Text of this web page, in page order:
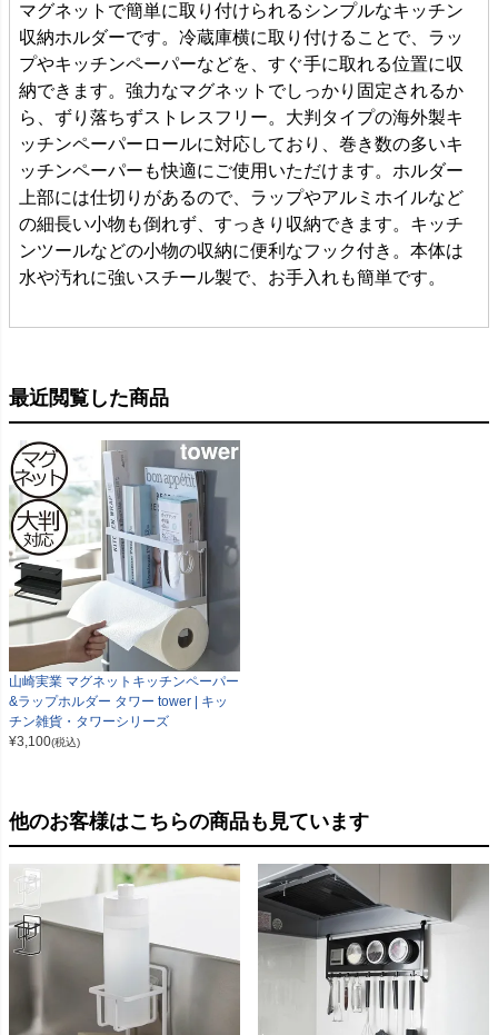
マグネットで簡単に取り付けられるシンプルなキッチン
収納ホルダーです。冷蔵庫横に取り付けることで、ラッ
プやキッチンペーパーなどを、すぐ手に取れる位置に収
納できます。強力なマグネットでしっかり固定されるか
ら、ずり落ちずストレスフリー。大判タイプの海外製キ
ッチンペーパーロールに対応しており、巻き数の多いキ
ッチンペーパーも快適にご使用いただけます。ホルダー
上部には仕切りがあるので、ラップやアルミホイルなど
の細長い小物も倒れず、すっきり収納できます。キッチ
ンツールなどの小物の収納に便利なフック付き。本体は
水や汚れに強いスチール製で、お手入れも簡単です。
最近閲覧した商品
山崎実業 マグネットキッチンペーパー
&ラップホルダー タワー tower | キッ
チン雑貨・タワーシリーズ
¥3,100(税込)
他のお客様はこちらの商品も見ています